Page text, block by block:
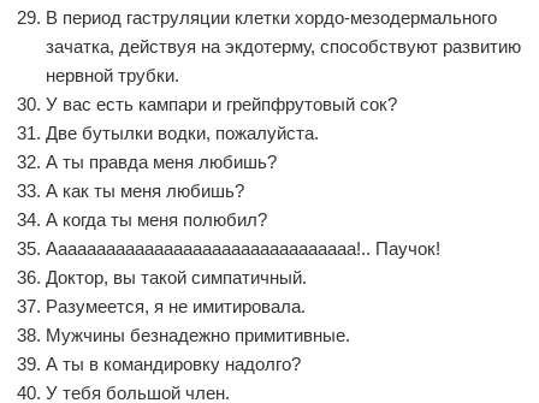
В период гаструляции клетки хордо-мезодермального
зачатка, действуя на экдотерму, способствуют развитию
нервной трубки.
У вас есть кампари и грейпфрутовый сок?
Две бутылки водки, пожалуйста.
А ты правда меня любишь?
А как ты меня любишь?
А когда ты меня полюбил?
Аааааааааааааааааааааааааааааааа!.. Паучок!
Доктор, вы такой симпатичный.
Разумеется, я не имитировала.
Мужчины безнадежно примитивные.
А ты в командировку надолго?
У тебя большой член.